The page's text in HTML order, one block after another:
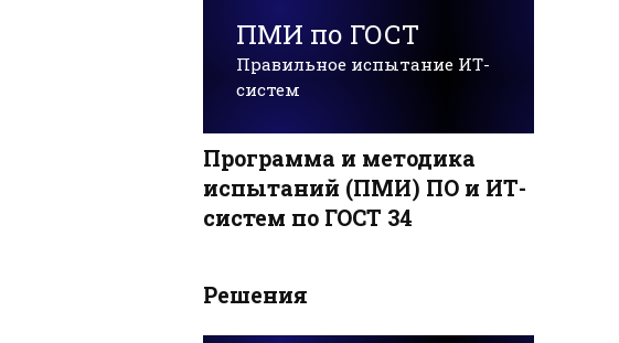
ПМИ по ГОСТ
Правильное испытание ИТ-
систем
Программа и методика
испытаний (ПМИ) ПО и ИТ-
систем по ГОСТ 34
Решения